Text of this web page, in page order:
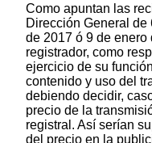
Como apuntan las
Dirección General de
de 2017 ó 9 de enero
registrador, como
ejercicio de su
contenido y uso del
debiendo decidir,
precio de la
registral. Así serían
del precio en la